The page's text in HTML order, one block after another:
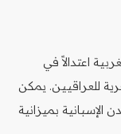
اعتدالاً في
للعراقيين. يمكن
بميزانية